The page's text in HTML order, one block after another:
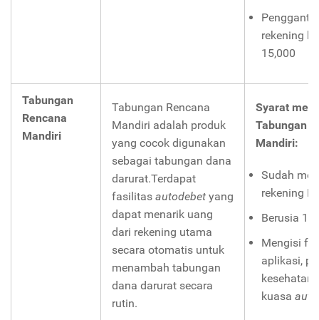
rekening
15,000
Tabungan
Rencana
Mandiri
Tabungan Rencana
Mandiri adalah produk
yang cocok digunakan
sebagai tabungan dana
darurat.Terdapat
fasilitas autodebet yang
dapat menarik uang
dari rekening utama
secara otomatis untuk
menambah tabungan
dana darurat secara
rutin.
Syarat
Tabungan
Mandiri:
Sudah
rekening
Berusia
Mengisi
aplikasi,
kuasa